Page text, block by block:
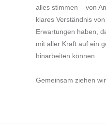
alles stimmen – von
klares Verständnis
Erwartungen haben,
mit aller Kraft auf ein
hinarbeiten können.
Gemeinsam ziehen